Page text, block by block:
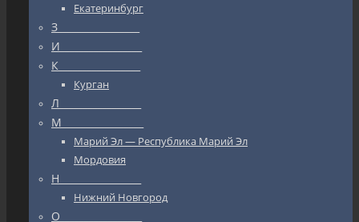
Екатеринбург
З_________________
И_________________
К_________________
Курган
Л_________________
М_________________
Марий Эл — Республика Марий Эл
Мордовия
Н_________________
Нижний Новгород
О_________________